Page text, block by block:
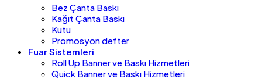
Bez Çanta Baskı
Kağıt Çanta Baskı
Kutu
Promosyon defter
Fuar Sistemleri
Roll Up Banner ve Baskı Hizmetleri
Quick Banner ve Baskı Hizmetleri